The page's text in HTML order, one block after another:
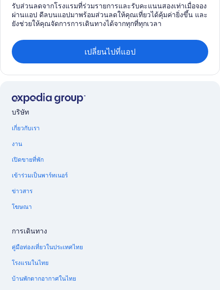
รับส่วนลดจากโรงแรมที่ร่วมรายการและรับคะแนนสองเท่าเมื่อจอง
ผ่านแอป ดีลบนแอปมาพร้อมส่วนลดให้คุณเที่ยวได้คุ้มค่ายิ่งขึ้น และ
ยังช่วยให้คุณจัดการการเดินทางได้จากทุกที่ทุกเวลา
เปลี่ยนไปที่แอป
บริษัท
เกี่ยวกับเรา
งาน
เปิดขายที่พัก
เข้าร่วมเป็นพาร์ทเนอร์
ข่าวสาร
โฆษณา
การเดินทาง
คู่มือท่องเที่ยวในประเทศไทย
โรงแรมในไทย
บ้านพักตากอากาศในไทย